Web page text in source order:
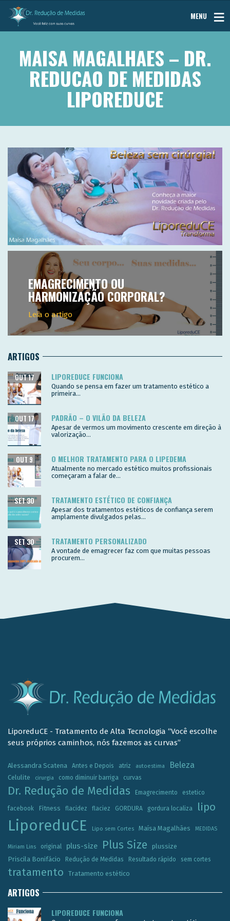
MENU
MAISA MAGALHAES – DR.
REDUCAO DE MEDIDAS
LIPOREDUCE
EMAGRECIMENTO OU
HARMONIZAÇÃO CORPORAL?
Leia o artigo
ARTIGOS
LIPOREDUCE FUNCIONA
OUT 17
Quando se pensa em fazer um tratamento estético a
primeira...
PADRÃO – O VILÃO DA BELEZA
OUT 17
Apesar de vermos um movimento crescente em direção à
valorização...
O MELHOR TRATAMENTO PARA O LIPEDEMA
OUT 9
Atualmente no mercado estético muitos profissionais
começaram a falar de...
TRATAMENTO ESTÉTICO DE CONFIANÇA
SET 30
Apesar dos tratamentos estéticos de confiança serem
amplamente divulgados pelas...
TRATAMENTO PERSONALIZADO
SET 30
A vontade de emagrecer faz com que muitas pessoas
procurem...
LiporeduCE - Tratamento de Alta Tecnologia “Você escolhe
seus próprios caminhos, nós fazemos as curvas”
Alessandra Scatena Antes e Depois atriz autoestima Beleza
Celulite cirurgia como diminuir barriga curvas
Dr. Redução de Medidas Emagrecimento estetico
facebook Fitness flacidez flaciez GORDURA gordura localiza lipo
LiporeduCE Lipo sem Cortes Maísa Magalhães MEDIDAS
Miriam Lins original plus-size Plus Size
plussize
Priscila Bonifácio
Redução de Medidas Resultado rápido sem cortes
tratamento Tratamento estético
ARTIGOS
LIPOREDUCE FUNCIONA